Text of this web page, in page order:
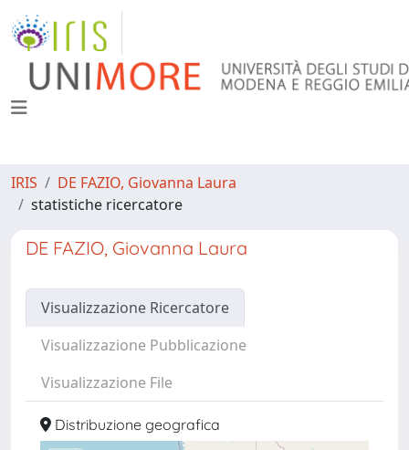
IRIS
DE FAZIO, Giovanna Laura
statistiche ricercatore
DE FAZIO, Giovanna Laura
Visualizzazione Ricercatore
Visualizzazione Pubblicazione
Visualizzazione File
Distribuzione geografica